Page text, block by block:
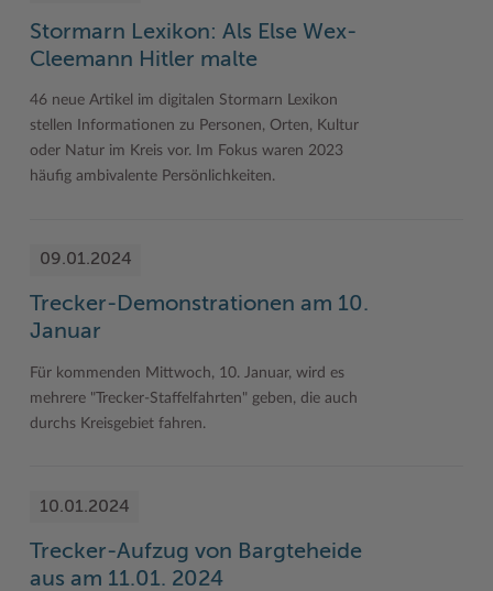
Zuständigkeitsfinder SH ↗
Stormarninfo
Termine
Ukrainehilfe
Woche der Seelischen Gesundheit
Wappen und Geschichte
Wappenrolle
Was ist ein Kreis?
Zahlen, Daten, Fakten
Vereine und Gruppen
Wälder und Moore
Stormarn Lexikon: Als Else Wex-
Cleemann Hitler malte
46 neue Artikel im digitalen Stormarn Lexikon
stellen Informationen zu Personen, Orten, Kultur
oder Natur im Kreis vor. Im Fokus waren 2023
häufig ambivalente Persönlichkeiten.
09.01.2024
Trecker-Demonstrationen am 10.
Januar
Für kommenden Mittwoch, 10. Januar, wird es
mehrere "Trecker-Staffelfahrten" geben, die auch
durchs Kreisgebiet fahren.
10.01.2024
Trecker-Aufzug von Bargteheide
aus am 11.01. 2024